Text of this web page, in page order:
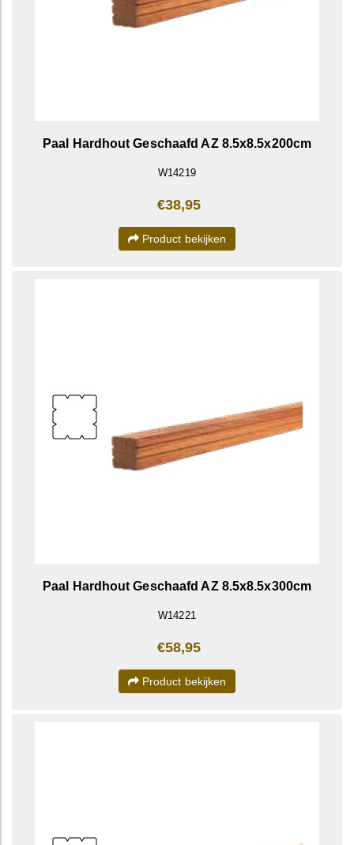
Paal Hardhout Geschaafd AZ 8.5x8.5x200cm
W14219
€38,95
Product bekijken
Paal Hardhout Geschaafd AZ 8.5x8.5x300cm
W14221
€58,95
Product bekijken